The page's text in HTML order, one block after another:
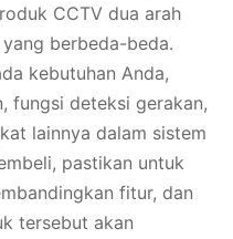
CCTV dua arah
berbeda-beda.
kebutuhan Anda,
fungsi deteksi gerakan,
lainnya dalam sistem
pastikan untuk
fitur, dan
tersebut akan